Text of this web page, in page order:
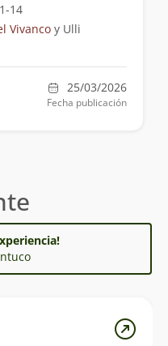
14
Vivanco y Ulli
25/03/2026
Fecha publicación